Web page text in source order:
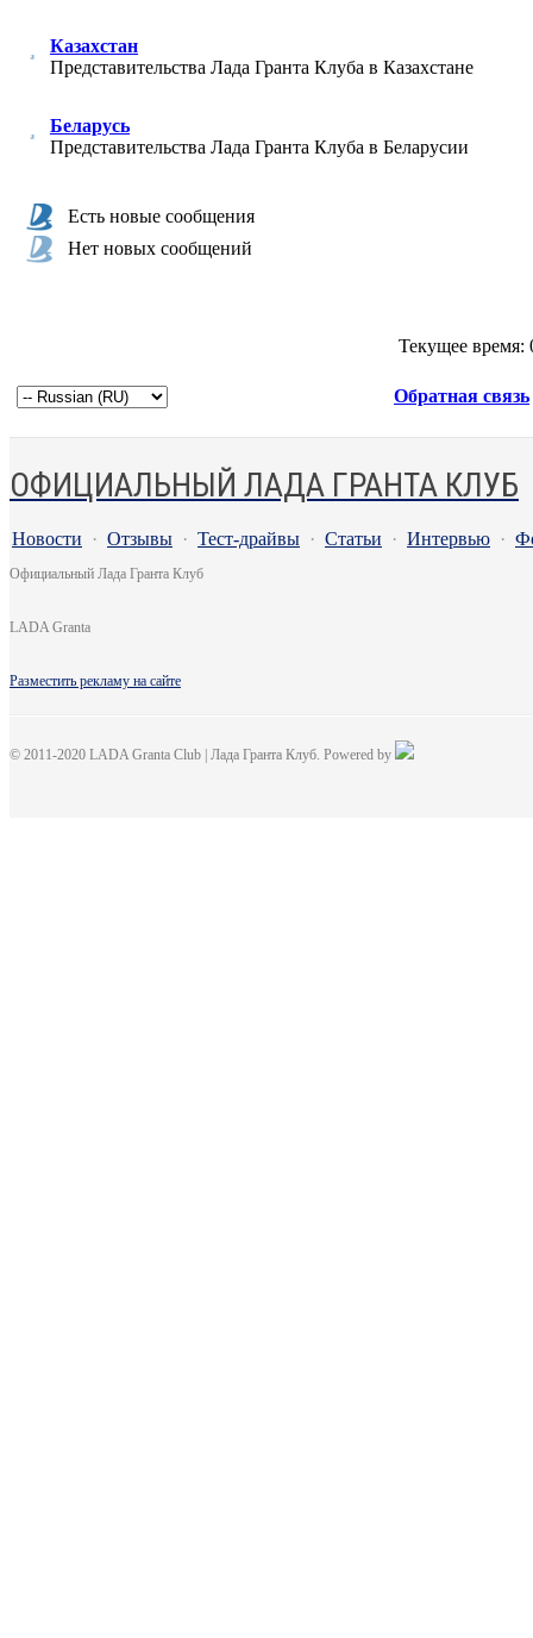
Казахстан
Представительства Лада Гранта Клуба в Казахстане
Беларусь
Представительства Лада Гранта Клуба в Беларусии
Есть новые сообщения
Нет новых сообщений
Текущее время:
Обратная связь
ОФИЦИАЛЬНЫЙ ЛАДА ГРАНТА КЛУБ
Новости · Отзывы · Тест-драйвы · Статьи · Интервью ·
Официальный Лада Гранта Клуб
LADA Granta
Разместить рекламу на сайте
© 2011-2020 LADA Granta Club | Лада Гранта Клуб. Powered by